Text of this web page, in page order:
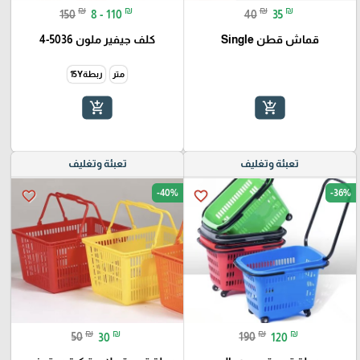
40 ₪ 35 ₪
قماش قطن Single
add_shopping_cart
150 ₪ 8 - 110 ₪
كلف جيفير ملون 5036-4
متر ربطة15Y
add_shopping_cart
تعبئة وتغليف
favorite_border -36%
190 ₪ 120 ₪
تعبئة وتغليف
favorite_border -40%
50 ₪ 30 ₪